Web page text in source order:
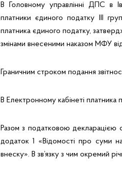
В Головному управлінні ДПС в
платники єдиного податку ІІІ
платника єдиного податку,
змінами внесеними наказом МФУ
Граничним строком подання
В Електронному кабінеті
Разом з податковою декларацією
додаток 1 «Відомості про суми
внеску». В зв’язку з чим окремий